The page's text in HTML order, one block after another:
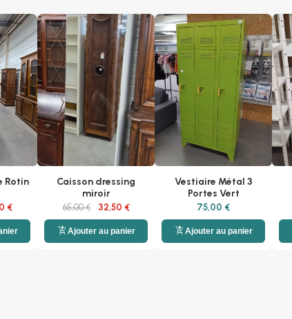
Rotin
€
Caisson dressing
miroir
65,00 € 32,50 €
add_shopping_cartAjouter au panier
Vestiaire Métal 3
Portes Vert
75,00 €
add_shopping_cartAjouter au panier